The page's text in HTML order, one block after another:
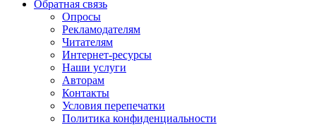
Обратная связь
Опросы
Рекламодателям
Читателям
Интернет-ресурсы
Наши услуги
Авторам
Контакты
Условия перепечатки
Политика конфиденциальности